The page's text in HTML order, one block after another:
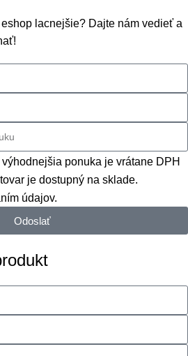
lacnejšie? Dajte nám vedieť a
ponuka je vrátane DPH
je dostupný na sklade.
údajov.
Odoslať